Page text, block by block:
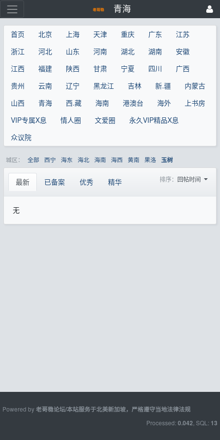
青海
首页 北京 上海 天津 重庆 广东
江苏
浙江
河北 山东 河南 湖北 湖南
安徽
江西
福建 陕西 甘肃 宁夏 四川
广西
贵州
云南 辽宁 黑龙江 吉林 新.疆
内蒙古
山西
青海 西.藏 海南 港澳台 海外
上书房
VIP专属X息
情人圈 文爱圈
永久VIP精品X息
众议院
城区： 全部 西宁 海东 海北 海南 海西 黄南 果洛 玉树
最新 已备案 优秀 精华 排序： 回帖时间
无
Powered by老哥稳论坛/本站服务于北美新加坡，严格遵守当地法律法规
Processed: 0.042 , SQL: 13